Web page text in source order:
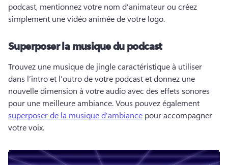
podcast, mentionnez votre nom d’animateur ou créez
simplement une vidéo animée de votre logo.
Superposer la musique du podcast
Trouvez une musique de jingle caractéristique à utiliser
dans l’intro et l’outro de votre podcast et donnez une
nouvelle dimension à votre audio avec des effets sonores
pour une meilleure ambiance. Vous pouvez également
superposer de la musique d’ambiance pour accompagner
votre voix.